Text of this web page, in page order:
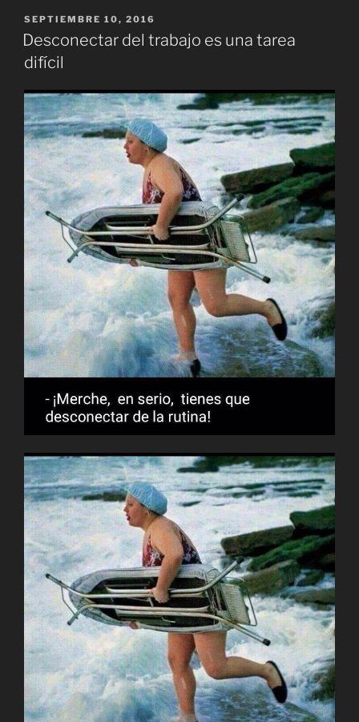
PUBLICADO
EL
SEPTIEMBRE 10, 2016
Desconectar del trabajo es una tarea
difícil